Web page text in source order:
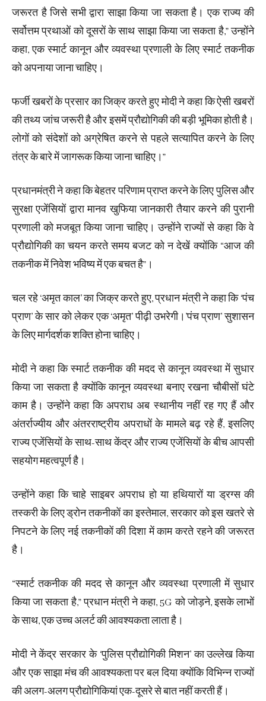
जरूरत है जिसे सभी द्वारा साझा किया जा सकता है। एक राज्य की
सर्वोत्तम प्रथाओं को दूसरों के साथ साझा किया जा सकता है,” उन्होंने
कहा, एक स्मार्ट कानून और व्यवस्था प्रणाली के लिए स्मार्ट तकनीक
को अपनाया जाना चाहिए।
फर्जी खबरों के प्रसार का जिक्र करते हुए मोदी ने कहा कि ऐसी खबरों
की तथ्य जांच जरूरी है और इसमें प्रौद्योगिकी की बड़ी भूमिका होती है।
लोगों को संदेशों को अग्रेषित करने से पहले सत्यापित करने के लिए
तंत्र के बारे में जागरूक किया जाना चाहिए।”
प्रधानमंत्री ने कहा कि बेहतर परिणाम प्राप्त करने के लिए पुलिस और
सुरक्षा एजेंसियों द्वारा मानव खुफिया जानकारी तैयार करने की पुरानी
प्रणाली को मजबूत किया जाना चाहिए। उन्होंने राज्यों से कहा कि वे
प्रौद्योगिकी का चयन करते समय बजट को न देखें क्योंकि “आज की
तकनीक में निवेश भविष्य में एक बचत है”।
चल रहे ‘अमृत काल’ का जिक्र करते हुए, प्रधान मंत्री ने कहा कि ‘पंच
प्राण’ के सार को लेकर एक ‘अमृत’ पीढ़ी उभरेगी।’पंच प्राण’ सुशासन
के लिए मार्गदर्शक शक्ति होना चाहिए।
मोदी ने कहा कि स्मार्ट तकनीक की मदद से कानून व्यवस्था में सुधार
किया जा सकता है क्योंकि कानून व्यवस्था बनाए रखना चौबीसों घंटे
काम है। उन्होंने कहा कि अपराध अब स्थानीय नहीं रह गए हैं और
अंतर्राज्यीय और अंतरराष्ट्रीय अपराधों के मामले बढ़ रहे हैं, इसलिए
राज्य एजेंसियों के साथ-साथ केंद्र और राज्य एजेंसियों के बीच आपसी
सहयोग महत्वपूर्ण है।
उन्होंने कहा कि चाहे साइबर अपराध हो या हथियारों या ड्रग्स की
तस्करी के लिए ड्रोन तकनीकों का इस्तेमाल, सरकार को इस खतरे से
निपटने के लिए नई तकनीकों की दिशा में काम करते रहने की जरूरत
है।
“स्मार्ट तकनीक की मदद से कानून और व्यवस्था प्रणाली में सुधार
किया जा सकता है,” प्रधान मंत्री ने कहा, 5G को जोड़ने, इसके लाभों
के साथ, एक उच्च अलर्ट की आवश्यकता लाता है।
मोदी ने केंद्र सरकार के ‘पुलिस प्रौद्योगिकी मिशन’ का उल्लेख किया
और एक साझा मंच की आवश्यकता पर बल दिया क्योंकि विभिन्न राज्यों
की अलग-अलग प्रौद्योगिकियां एक-दूसरे से बात नहीं करती हैं।